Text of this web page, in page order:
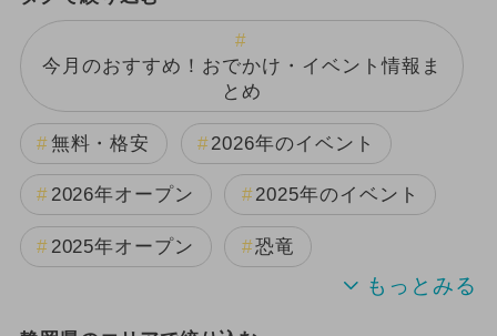
今月のおすすめ！おでかけ・イベント情報ま
とめ
無料・格安 2026年のイベント
2026年オープン 2025年のイベント
2025年オープン 恐竜
2024年のイベント